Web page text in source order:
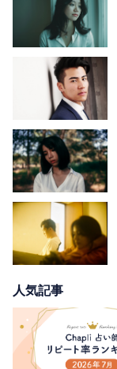
人気記事